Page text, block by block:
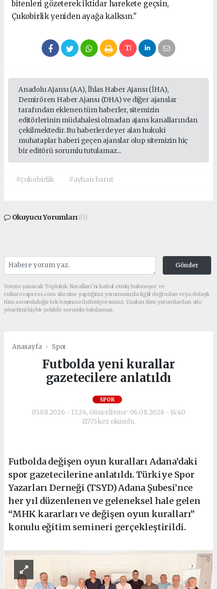
bitenleri gözeterek iktidar harekete geçsin,
Çukobirlik yeniden ayağa kalksın."
Anadolu Ajansı (AA), İhlas Haber Ajansı (İHA),
Demirören Haber Ajansı (DHA) ve diğer ajanslar
tarafından eklenen tüm haberler, sitemizin
editörlerinin müdahalesi olmadan ajans kanallarından
çekilmektedir. Bu haberlerde yer alan hukuki
muhataplar haberi geçen ajanslar olup sitemizin hiç
bir editörü sorumlu tutulamaz...
#çukobirlik #ayhan barut
Okuyucu Yorumları(0)
Gönder
Yorum yazarak Topluluk Kuralları’nı kabul etmiş bulunuyor ve
cukurovapress.com sitesine yaptığınız yorumunuzla ilgili doğrudan veya dolaylı
tüm sorumluluğu tek başınıza üstleniyorsunuz. Yazılan tüm yorumlardan site
yönetimi hiçbir şekilde sorumlu tutulamaz.
Anasayfa Spor
Futbolda yeni kurallar
gazetecilere anlatıldı
SPOR
05.08.2026 - 13:24, Güncelleme: 06.08.2026 - 14:40
11775 kez okundu.
Futbolda değişen oyun kuralları Adana’daki
spor gazetecilerine anlatıldı. Türkiye Spor
Yazarları Derneği (TSYD) Adana Şubesi’nce
her yıl düzenlenen ve geleneksel hale gelen
“MHK kararları ve değişen oyun kuralları”
konulu eğitim semineri gerçekleştirildi.